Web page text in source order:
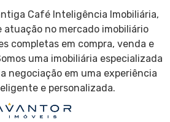
Café Inteligência Imobiliária,
atuação no mercado imobiliário
completas em compra, venda e
uma imobiliária especializada
negociação em uma experiência
e personalizada.